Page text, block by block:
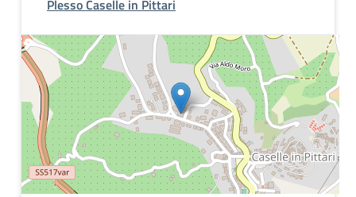
Plesso Caselle in Pittari